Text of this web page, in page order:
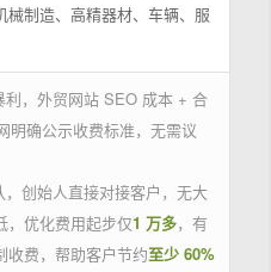
械制造、高精器材、车辆、服
利，外贸网站 SEO 成本 + 合
明确公示收费标准，无需议
创始人直接对接客户，无大
，优化费用起步仅1 万多，有
收费，帮助客户节约至少 60%